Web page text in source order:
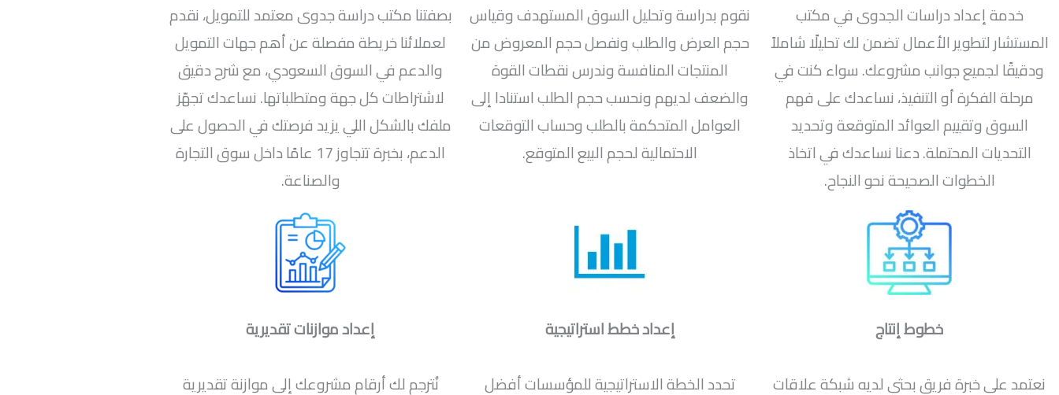
خدمة إعداد دراسات الجدوى في مكتب
المستشار لتطوير الأعمال تضمن لك تحليلًا شاملاً
ودقيقًا لجميع جوانب مشروعك. سواء كنت في
مرحلة الفكرة أو التنفيذ، نساعدك على فهم
السوق وتقييم العوائد المتوقعة وتحديد
التحديات المحتملة. دعنا نساعدك في اتخاذ
الخطوات الصحيحة نحو النجاح.
نقوم بدراسة وتحليل السوق المستهدف وقياس
حجم العرض والطلب ونفصل حجم المعروض من
المنتجات المنافسة وندرس نقطات القوة
والضعف لديهم ونحسب حجم الطلب استنادا إلى
العوامل المتحكمة بالطلب وحساب التوقعات
الاحتمالية لحجم البيع المتوقع.
بصفتنا مكتب دراسة جدوى معتمد للتمويل، نقدم
لعملائنا خريطة مفصلة عن أهم جهات التمويل
والدعم في السوق السعودي، مع شرح دقيق
لاشتراطات كل جهة ومتطلباتها. نساعدك تجهّز
ملفك بالشكل اللي يزيد فرصتك في الحصول على
الدعم، بخبرة تتجاوز 17 عامًا داخل سوق التجارة
والصناعة.
خطوط إنتاج
نعتمد على خبرة فريق بحثي لديه شبكة علاقات
إعداد خطط استراتيجية
تحدد الخطة الاستراتيجية للمؤسسات أفضل
إعداد موازنات تقديرية
نُترجم لك أرقام مشروعك إلى موازنة تقديرية